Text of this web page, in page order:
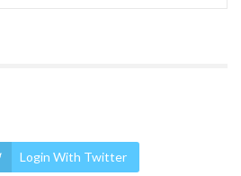
Login With Twitter